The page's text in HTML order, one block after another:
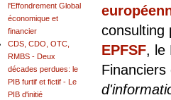
consulting
EPFSF, le
l'Effondrement Global
économique et
financier
CDS, CDO, OTC,
RMBS - Deux
décades perdues: le
PIB furtif et fictif - Le
PIB d'initié